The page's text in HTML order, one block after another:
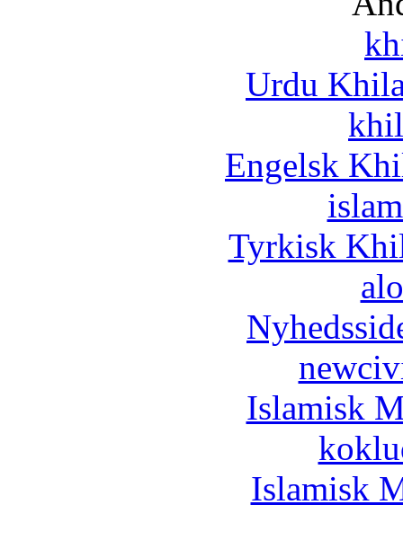
Urdu
Engelsk
Tyrkisk
Islamisk
Islamisk